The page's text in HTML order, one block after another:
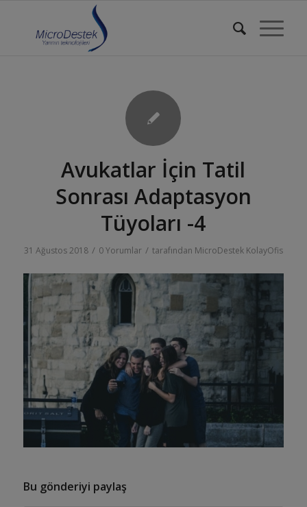
Avukatlar İçin Tatil
Sonrası Adaptasyon
Tüyoları -4
31 Ağustos 2018 / 0 Yorumlar / tarafından MicroDestek KolayOfis
Bu gönderiyi paylaş